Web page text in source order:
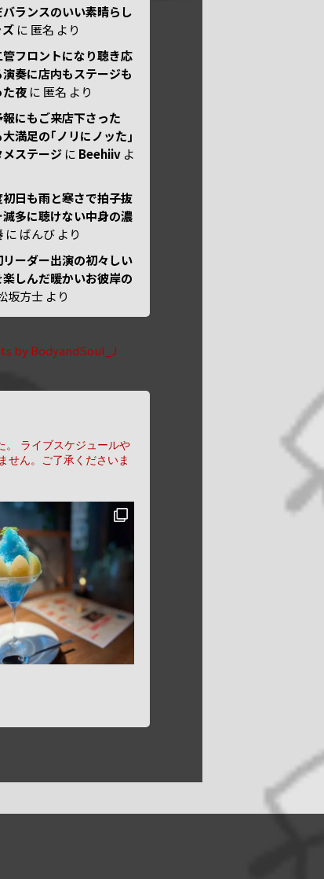
バランスのいい素晴らし
ズ に 匿名 より
フロントになり聴き応
演奏に店内もステージも
た夜 に 匿名 より
報にもご来店下さった
満足の｢ノリにノッた｣
ステージ に Beehiiv よ
日も雨と寒さで拍子抜
多に聴けない中身の濃
に ばんび より
リーダー出演の初々しい
しんだ暖かいお彼岸の
坂方士 より
by BodyandSoul_J
ライブスケジュールや
せん。ご了承くださいま